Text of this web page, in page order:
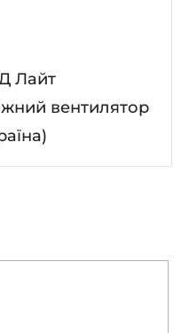
Лайт
вентилятор